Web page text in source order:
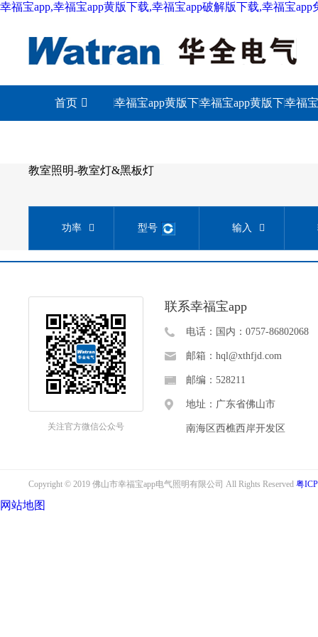
幸福宝app,幸福宝app黄版下载,幸福宝app破解版下载,幸福宝app
首页 幸福宝app黄版下幸福宝app黄版下幸福
教室照明-教室灯&黑板灯
功率 型号 输入
关注官方微信公众号
联系幸福宝app
电话：国内：0757-86802068
邮箱：hql@xthfjd.com
邮编：528211
地址：广东省佛山市
南海区西樵西岸开发区
Copyright © 2019 佛山市幸福宝app电气照明有限公司 All Rights Reserved 粤
网站地图